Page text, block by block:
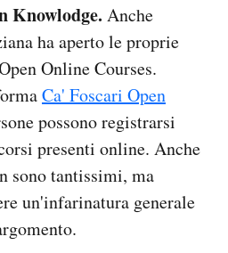
Knowlodge. Anche
ha aperto le proprie
Online Courses.
Ca' Foscari Open
possono registrarsi
presenti online. Anche
sono tantissimi, ma
un'infarinatura generale